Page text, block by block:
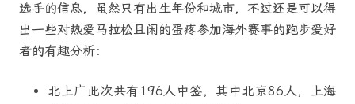
选手的信息，虽然只有出生年份和城市，不过还是可以得
出一些对热爱马拉松且闲的蛋疼参加海外赛事的跑步爱好
者的有趣分析：
北上广此次共有196人中签，其中北京86人，上海